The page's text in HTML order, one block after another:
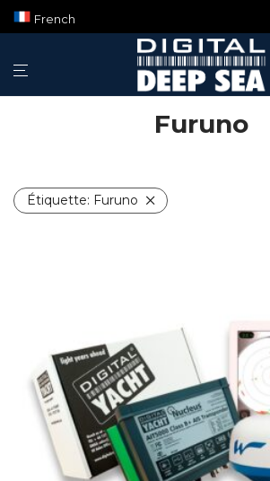
French
Furuno
Étiquette: Furuno